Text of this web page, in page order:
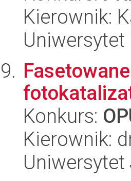
Kierownik:
Konkurs:
Kierownik: